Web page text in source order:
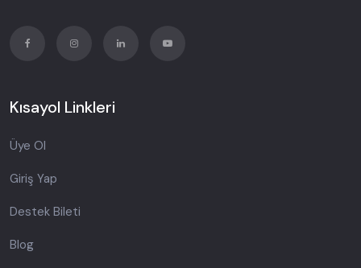
Kısayol Linkleri
Üye Ol
Giriş Yap
Destek Bileti
Blog